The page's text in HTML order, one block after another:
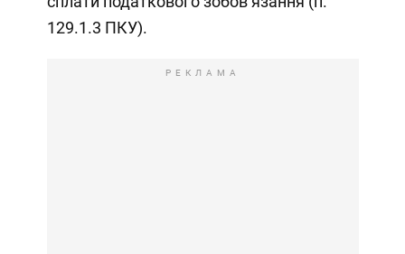
129.1.3 ПКУ).
РЕКЛАМА